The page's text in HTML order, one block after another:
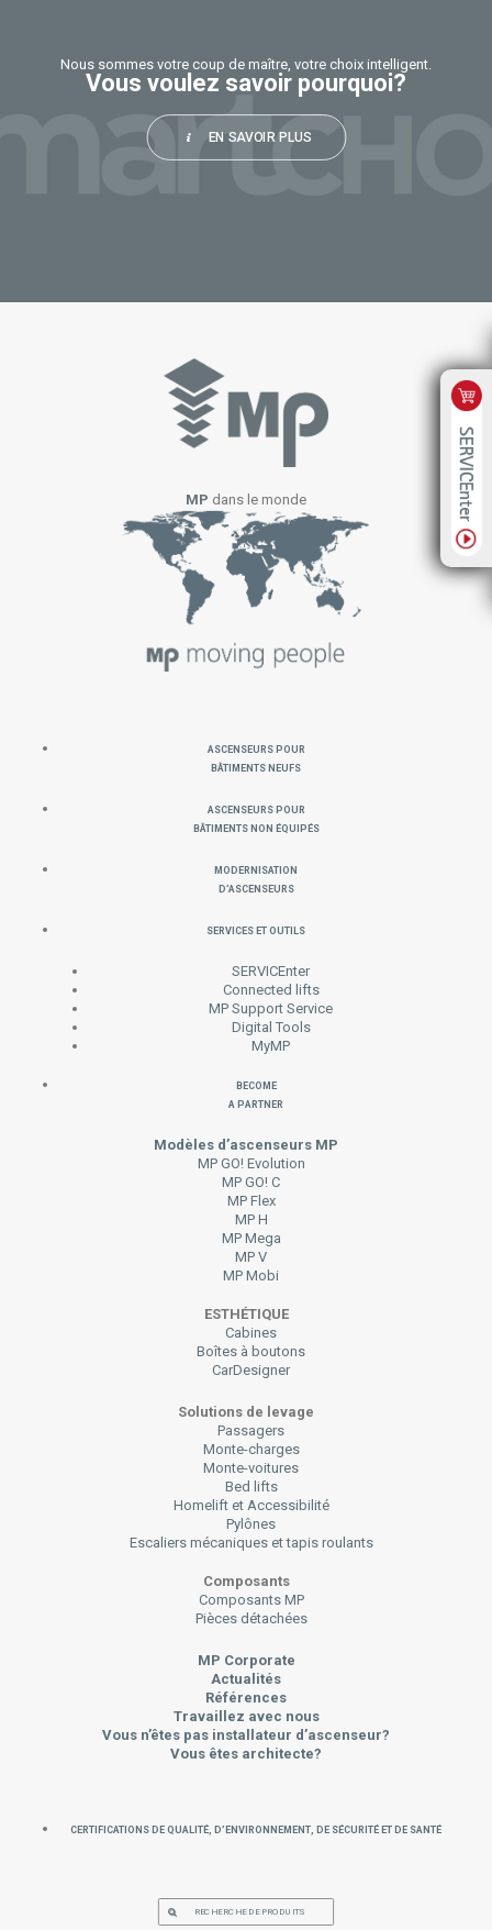
Nous sommes votre coup de maître, votre choix intelligent.
Vous voulez savoir pourquoi?
EN SAVOIR PLUS
MP dans le monde
Ascenseurs pour
Bâtiments neufs
Ascenseurs pour
Bâtiments non équipés
MODERNISATION
D’ASCENSEURS
SERVICES ET OUTILS
SERVICEnter
Connected lifts
MP Support Service
Digital Tools
MyMP
Become
a Partner
Modèles d’ascenseurs MP
MP GO! Evolution
MP GO! C
MP Flex
MP H
MP Mega
MP V
MP Mobi
ESTHÉTIQUE
Cabines
Boîtes à boutons
CarDesigner
Solutions de levage
Passagers
Monte-charges
Monte-voitures
Bed lifts
Homelift et Accessibilité
Pylônes
Escaliers mécaniques et tapis roulants
Composants
Composants MP
Pièces détachées
MP Corporate
Actualités
Références
Travaillez avec nous
Vous n’êtes pas installateur d’ascenseur?
Vous êtes architecte?
Certifications de Qualité, d’Environnement, de Sécurité et de Santé
RECHERCHE DE PRODUITS